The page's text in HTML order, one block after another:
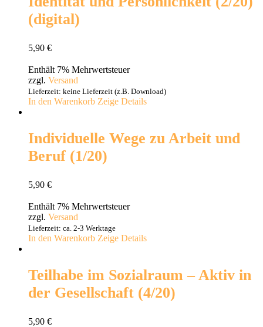
(digital)
5,90 €
Enthält 7% Mehrwertsteuer
zzgl. Versand
Lieferzeit: keine Lieferzeit (z.B. Download)
In den Warenkorb Zeige Details
Individuelle Wege zu Arbeit und
Beruf (1/20)
5,90 €
Enthält 7% Mehrwertsteuer
zzgl. Versand
Lieferzeit: ca. 2-3 Werktage
In den Warenkorb Zeige Details
Teilhabe im Sozialraum – Aktiv in
der Gesellschaft (4/20)
5,90 €